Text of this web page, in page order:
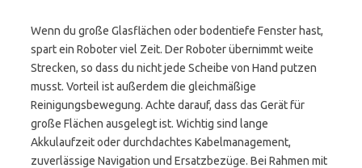
Wenn du große Glasflächen oder bodentiefe Fenster hast,
spart ein Roboter viel Zeit. Der Roboter übernimmt weite
Strecken, so dass du nicht jede Scheibe von Hand putzen
musst. Vorteil ist außerdem die gleichmäßige
Reinigungsbewegung. Achte darauf, dass das Gerät für
große Flächen ausgelegt ist. Wichtig sind lange
Akkulaufzeit oder durchdachtes Kabelmanagement,
zuverlässige Navigation und Ersatzbezüge. Bei Rahmen mit